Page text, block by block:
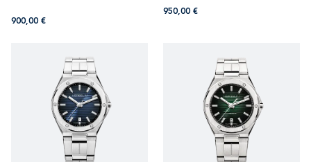
900,00 €
950,00 €